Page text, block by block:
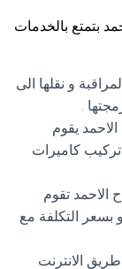
بتمتع بالخدمات
و نقلها الى
.
يقوم
تركيب كاميرات
الاحمد تقوم
بسعر التكلفة مع
الانترنت